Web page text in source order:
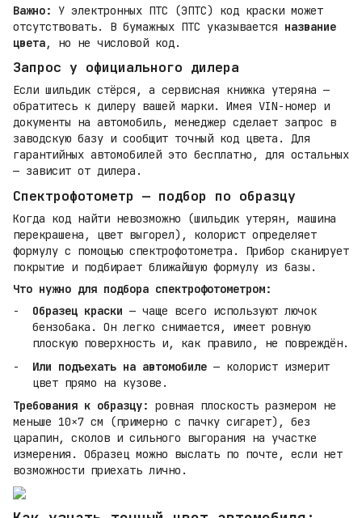
Важно: У электронных ПТС (ЭПТС) код краски может
отсутствовать. В бумажных ПТС указывается название
цвета, но не числовой код.
Запрос у официального дилера
Если шильдик стёрся, а сервисная книжка утеряна —
обратитесь к дилеру вашей марки. Имея VIN-номер и
документы на автомобиль, менеджер сделает запрос в
заводскую базу и сообщит точный код цвета. Для
гарантийных автомобилей это бесплатно, для остальных
— зависит от дилера.
Спектрофотометр — подбор по образцу
Когда код найти невозможно (шильдик утерян, машина
перекрашена, цвет выгорел), колорист определяет
формулу с помощью спектрофотометра. Прибор сканирует
покрытие и подбирает ближайшую формулу из базы.
Что нужно для подбора спектрофотометром:
Образец краски — чаще всего используют лючок
бензобака. Он легко снимается, имеет ровную
плоскую поверхность и, как правило, не повреждён.
Или подъехать на автомобиле — колорист измерит
цвет прямо на кузове.
Требования к образцу: ровная плоскость размером не
меньше 10×7 см (примерно с пачку сигарет), без
царапин, сколов и сильного выгорания на участке
измерения. Образец можно выслать по почте, если нет
возможности приехать лично.